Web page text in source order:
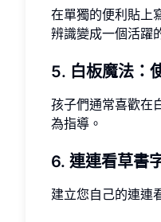
在單獨的便利貼上
辨識變成一個活躍
5. 白板魔法：
孩子們通常喜歡在
為指導。
6. 連連看草書
建立您自己的連連